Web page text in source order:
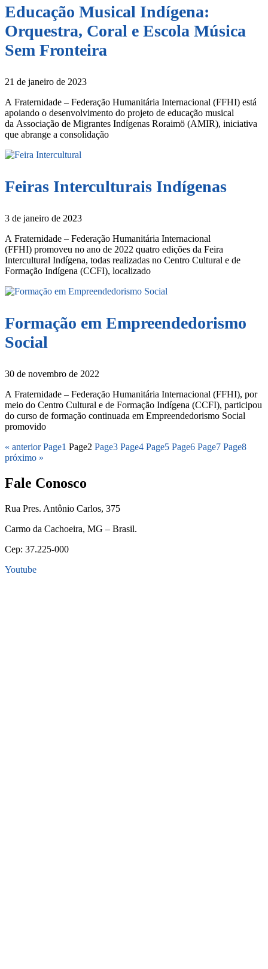
Educação Musical Indígena:
Orquestra, Coral e Escola Música
Sem Fronteira
21 de janeiro de 2023
A Fraternidade – Federação Humanitária Internacional (FFHI) está
apoiando o desenvolvimento do projeto de educação musical
da Associação de Migrantes Indígenas Roraimö (AMIR), iniciativa
que abrange a consolidação
Feiras Interculturais Indígenas
3 de janeiro de 2023
A Fraternidade – Federação Humanitária Internacional
(FFHI) promoveu no ano de 2022 quatro edições da Feira
Intercultural Indígena, todas realizadas no Centro Cultural e de
Formação Indígena (CCFI), localizado
Formação em Empreendedorismo
Social
30 de novembro de 2022
A Fraternidade – Federação Humanitária Internacional (FFHI), por
meio do Centro Cultural e de Formação Indígena (CCFI), participou
do curso de formação continuada em Empreendedorismo Social
promovido
« anterior Page1 Page2 Page3 Page4 Page5 Page6 Page7 Page8
próximo »
Fale Conosco
Rua Pres. Antônio Carlos, 375
Carmo da Cachoeira, MG – Brasil.
Cep: 37.225-000
Youtube